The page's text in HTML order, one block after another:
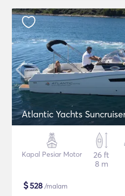
Atlantic Yachts
Kapal Pesiar Motor
26 ft
8 m
$528 /malam